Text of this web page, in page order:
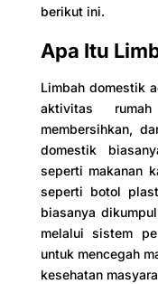
berikut ini.
Apa Itu
Limbah domestik
aktivitas
membersihkan,
domestik
seperti makanan
seperti botol
biasanya
melalui sistem
untuk mencegah
kesehatan